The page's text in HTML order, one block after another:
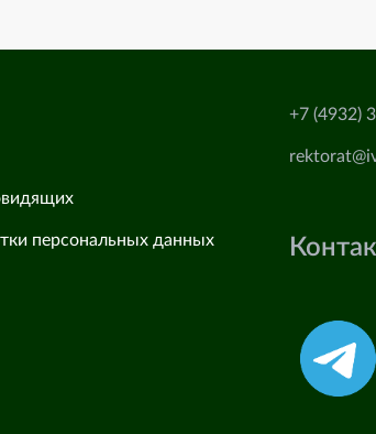
персональных данных
+7 (4932)